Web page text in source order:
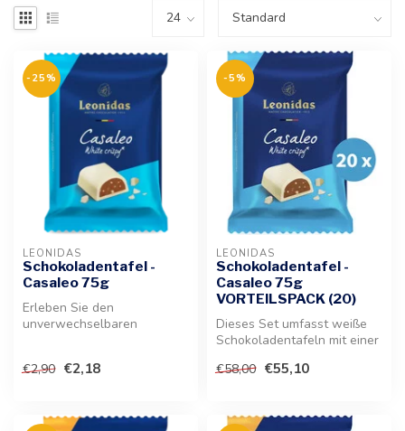
-25%
LEONIDAS
Schokoladentafel -
Casaleo 75g
Erleben Sie den
unverwechselbaren
zarten we...
€2,90 €2,18
-5%
LEONIDAS
Schokoladentafel -
Casaleo 75g
VORTEILSPACK (20)
Dieses Set umfasst weiße
Schokoladentafeln mit einer
Puffreis...
€58,00 €55,10